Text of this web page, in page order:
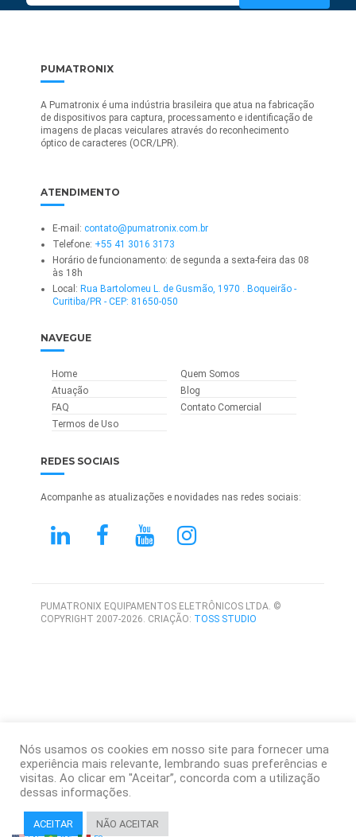
PUMATRONIX
A Pumatronix é uma indústria brasileira que atua na fabricação
de dispositivos para captura, processamento e identificação de
imagens de placas veiculares através do reconhecimento
óptico de caracteres (OCR/LPR).
ATENDIMENTO
E-mail: contato@pumatronix.com.br
Telefone: +55 41 3016 3173
Horário de funcionamento: de segunda a sexta-feira das 08
às 18h
Local: Rua Bartolomeu L. de Gusmão, 1970 . Boqueirão -
Curitiba/PR - CEP: 81650-050
NAVEGUE
Home
Quem Somos
Atuação
Blog
FAQ
Contato Comercial
Termos de Uso
REDES SOCIAIS
Acompanhe as atualizações e novidades nas redes sociais:
PUMATRONIX EQUIPAMENTOS ELETRÔNICOS LTDA. ©
COPYRIGHT 2007-2026. CRIAÇÃO: TOSS STUDIO
Nós usamos os cookies em nosso site para fornecer uma
experiência mais relevante, lembrando suas preferências e
visitas. Ao clicar em "Aceitar”, concorda com a utilização
dessas informações.
ACEITAR NÃO ACEITAR